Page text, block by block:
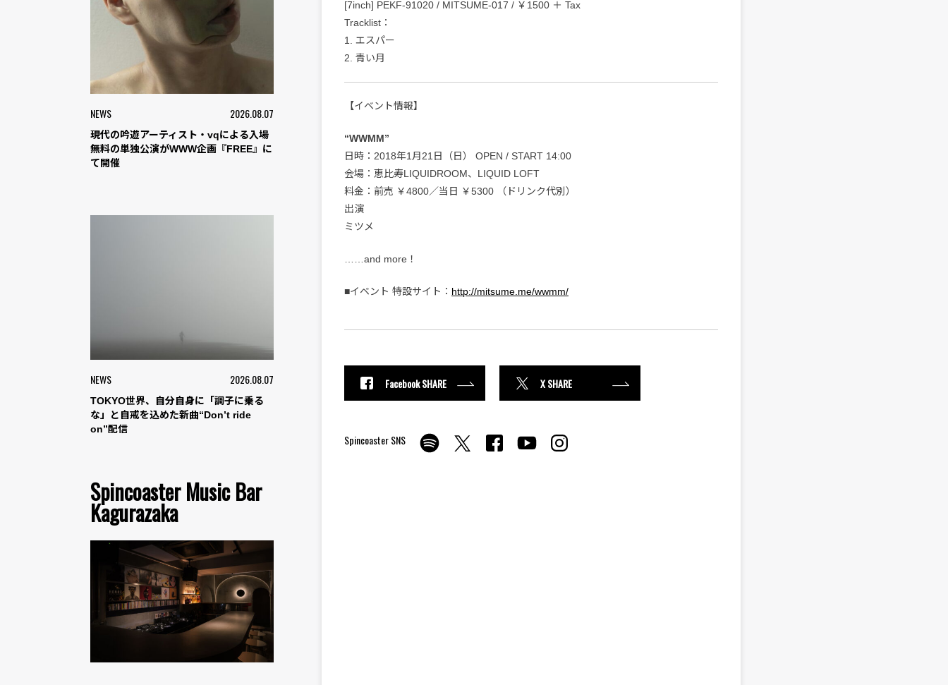
NEWS 2026.08.07
現代の吟遊アーティスト・vqによる入場
無料の単独公演がWWW企画『FREE』に
て開催
NEWS 2026.08.07
TOKYO世界、自分自身に「調子に乗る
な」と自戒を込めた新曲“Don’t ride
on”配信
Spincoaster Music Bar
Kagurazaka
[7inch] PEKF-91020 / MITSUME-017 / ￥1500 ＋ Tax
Tracklist：
1. エスパー
2. 青い月
【イベント情報】
“WWMM”
日時：2018年1月21日（日） OPEN / START 14:00
会場：恵比寿LIQUIDROOM、LIQUID LOFT
料金：前売 ￥4800／当日 ￥5300 （ドリンク代別）
出演
ミツメ
……and more！
■イベント 特設サイト： http://mitsume.me/wwmm/
Facebook SHARE X SHARE
Spincoaster SNS